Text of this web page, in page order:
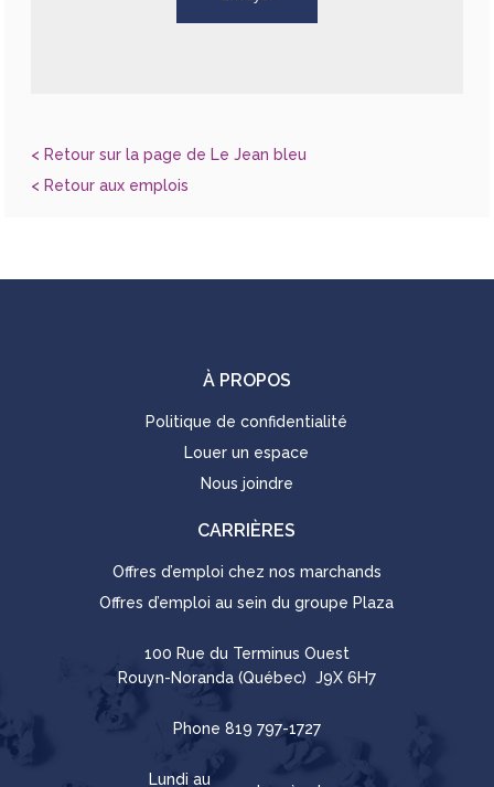
< Retour sur la page de Le Jean bleu
< Retour aux emplois
À PROPOS
Politique de confidentialité
Louer un espace
Nous joindre
CARRIÈRES
Offres d’emploi chez nos marchands
Offres d’emploi au sein du groupe Plaza
100 Rue du Terminus Ouest
Rouyn-Noranda (Québec) J9X 6H7
Phone 819 797-1727
Lundi au